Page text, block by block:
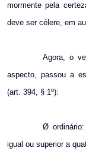
mormente pela
deve ser célere, em
Agora, o
aspecto, passou a
(art. 394, § 1º):
Ø
igual ou superior a